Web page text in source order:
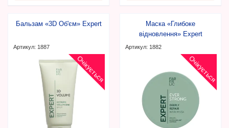
Бальзам «3D Об'єм» Expert
Артикул: 1887
Очікується
Маска «Глибоке
відновлення» Expert
Артикул: 1882
Очікується